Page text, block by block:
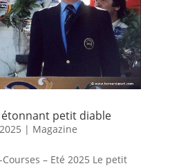
petit diable
| Magazine
– Eté 2025 Le petit